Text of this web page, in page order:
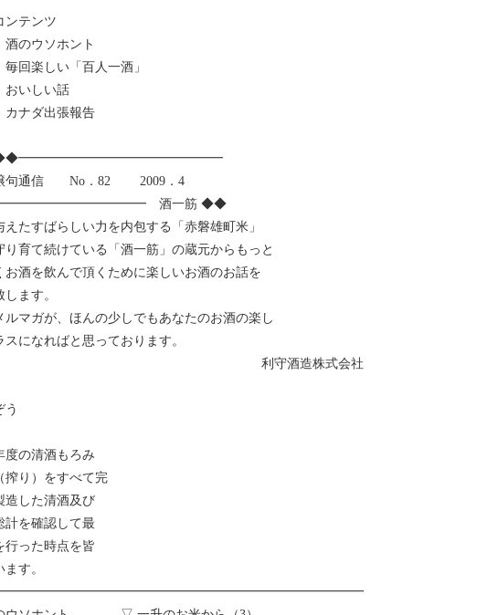
ンテンツ
のウソホント
楽しい「百人一酒」
いしい話
ナダ出張報告
通信 No．82 2009．4
酒一筋 ◆◆
たすばらしい力を内包する「赤磐雄町米」
り育て続けている「酒一筋」の蔵元からもっと
お酒を飲んで頂くために楽しいお酒のお話を
ます。
マガが、ほんの少しでもあなたのお酒の楽し
スになればと思っております。
守酒造株式会社
の清酒もろみ
搾り）をすべて完
造した清酒及び
計を確認して最
行った時点を皆
す。